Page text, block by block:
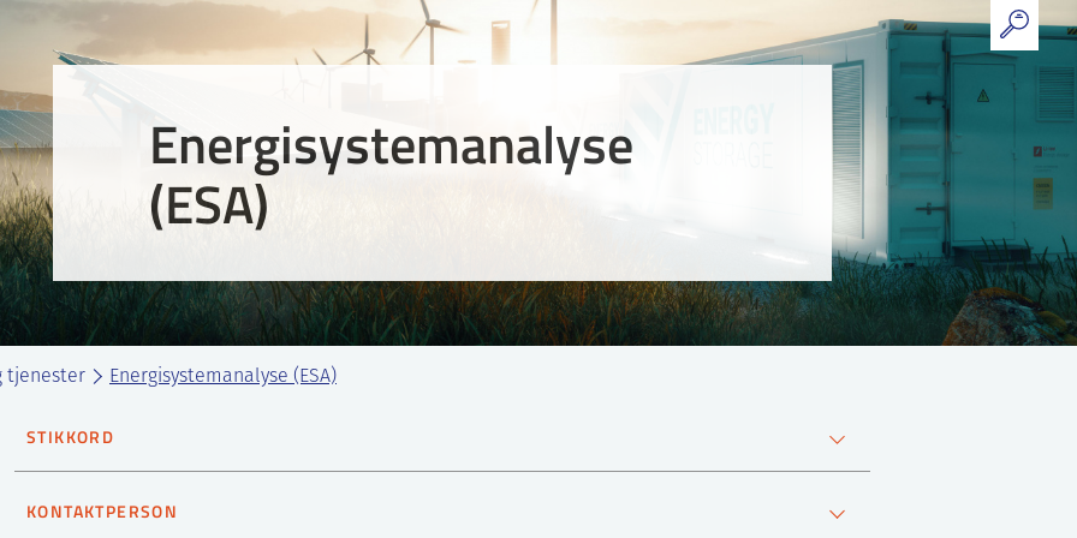
Energi­system­analyse
(ESA)
tjenester Energi­system­analyse (ESA)
STIKKORD
KONTAKTPERSON